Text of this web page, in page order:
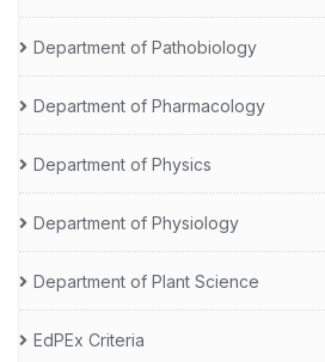
Department of Pathobiology
Department of Pharmacology
Department of Physics
Department of Physiology
Department of Plant Science
EdPEx Criteria